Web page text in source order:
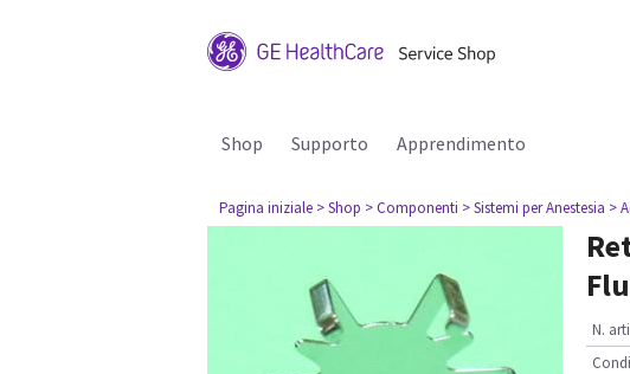
Shop Supporto Apprendimento
Pagina iniziale > Shop > Componenti > Sistemi per Anestesia >
N.